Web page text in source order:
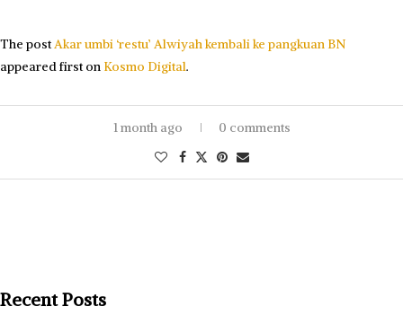
The postAkar umbi ‘restu’ Alwiyah kembali ke pangkuan BN
appeared first on Kosmo Digital.
1 month ago 0 comments
Recent Posts